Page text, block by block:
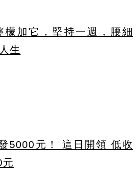
加它，堅持一週，腰細
生
5000元！ 這日開領 低收
元